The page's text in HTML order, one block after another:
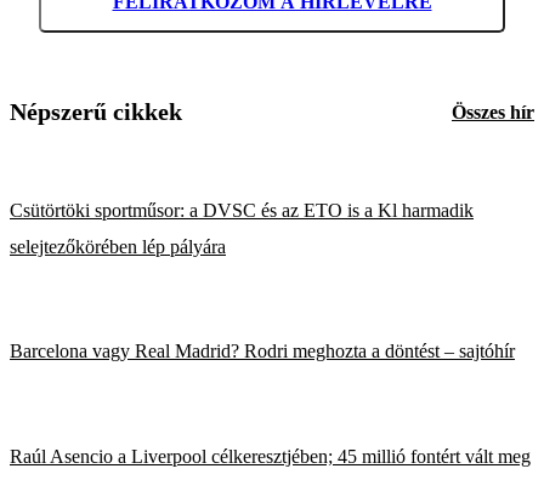
Népszerű cikkek Összes hír
Csütörtöki sportműsor: a DVSC és az ETO is a Kl harmadik
selejtezőkörében lép pályára
Barcelona vagy Real Madrid? Rodri meghozta a döntést – sajtóhír
Raúl Asencio a Liverpool célkeresztjében; 45 millió fontért vált meg